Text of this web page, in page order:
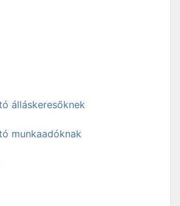
álláskeresőknek
munkaadóknak